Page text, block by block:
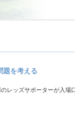
題を考える
レッズサポーターが入